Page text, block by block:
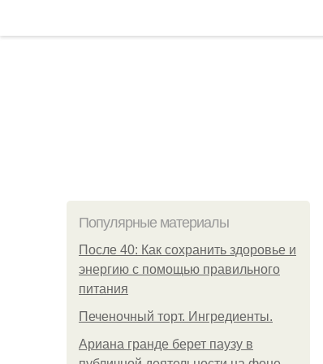
Популярные материалы
После 40: Как сохранить здоровье и
энергию с помощью правильного
питания
Печеночный торт. Ингредиенты.
Ариана гранде берет паузу в